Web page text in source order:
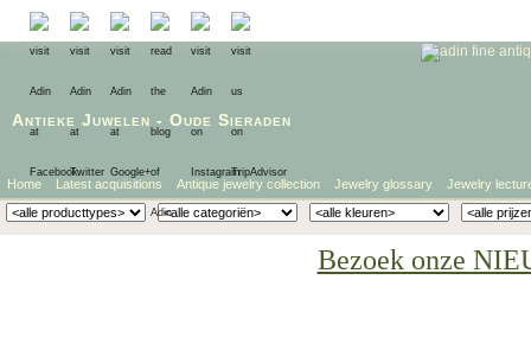
Antieke Juwelen - Oude Sieraden
Home Latest acquisitions Antique jewelry collection Jewelry glossary Jewelry
Bezoek onze